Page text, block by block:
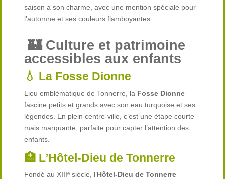
saison a son charme, avec une mention spéciale pour
l’automne et ses couleurs flamboyantes.
🏰 Culture et patrimoine
accessibles aux enfants
💧 La Fosse Dionne
Lieu emblématique de Tonnerre, la Fosse Dionne
fascine petits et grands avec son eau turquoise et ses
légendes. En plein centre-ville, c’est une étape courte
mais marquante, parfaite pour capter l’attention des
enfants.
🏥 L’Hôtel-Dieu de Tonnerre
Fondé au XIIIᵉ siècle, l’Hôtel-Dieu de Tonnerre